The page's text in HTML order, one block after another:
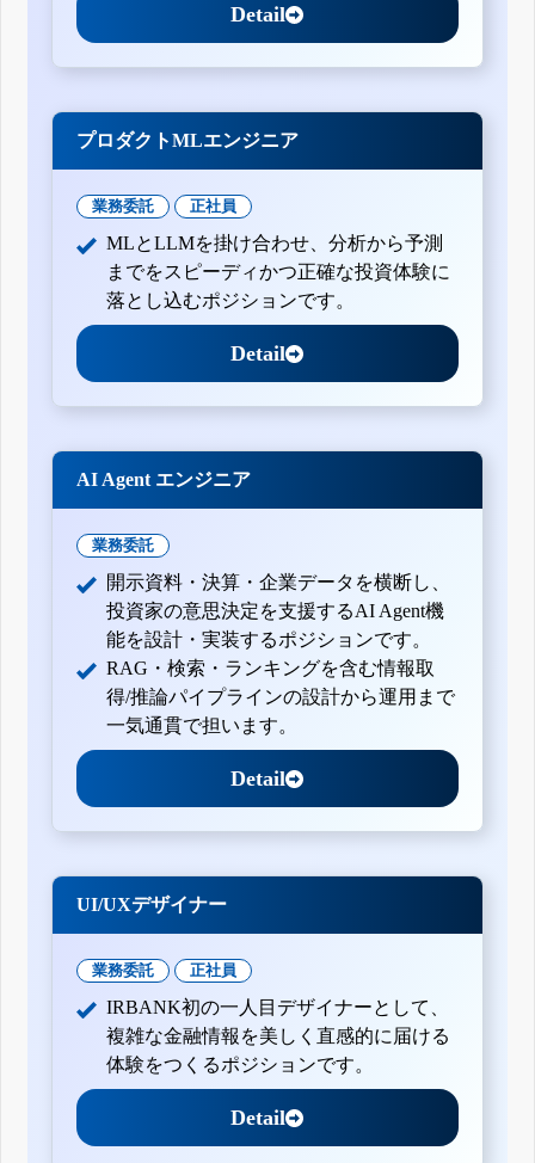
Detail
プロダクトMLエンジニア
業務委託 正社員
MLとLLMを掛け合わせ、分析から予測
までをスピーディかつ正確な投資体験に
落とし込むポジションです。
Detail
AI Agent エンジニア
業務委託
開示資料・決算・企業データを横断し、
投資家の意思決定を支援するAI Agent機
能を設計・実装するポジションです。
RAG・検索・ランキングを含む情報取
得/推論パイプラインの設計から運用まで
一気通貫で担います。
Detail
UI/UXデザイナー
業務委託 正社員
IRBANK初の一人目デザイナーとして、
複雑な金融情報を美しく直感的に届ける
体験をつくるポジションです。
Detail